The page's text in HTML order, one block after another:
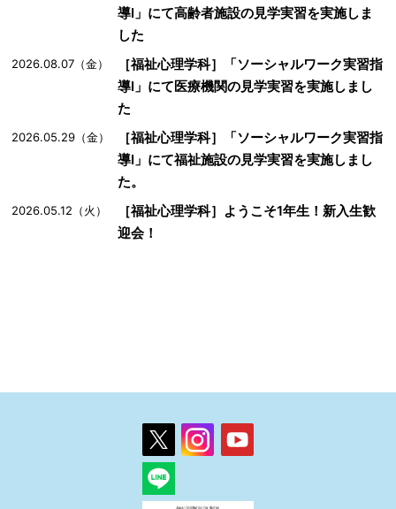
導Ⅰ」にて高齢者施設の見学実習を実施しま
した
2026.08.07（金）
［福祉心理学科］「ソーシャルワーク実習指
導Ⅰ」にて医療機関の見学実習を実施しまし
た
2026.05.29（金）
［福祉心理学科］「ソーシャルワーク実習指
導Ⅰ」にて福祉施設の見学実習を実施しまし
た。
2026.05.12（火）
［福祉心理学科］ようこそ1年生！新入生歓
迎会！